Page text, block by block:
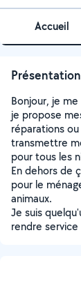
Accueil
Présentation
Bonjour, je
je propose
réparations
transmettre
pour tous les
En dehors de
pour le
animaux.
Je suis
rendre service